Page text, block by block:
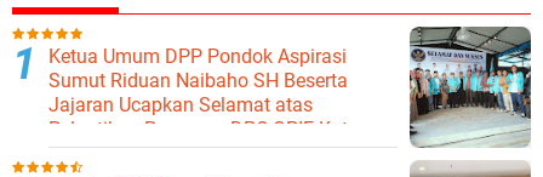
Ketua Umum DPP Pondok Aspirasi
Sumut Riduan Naibaho SH Beserta
Jajaran Ucapkan Selamat atas
Pelantikan Pengurus DPC GPIE Kota
Binjai